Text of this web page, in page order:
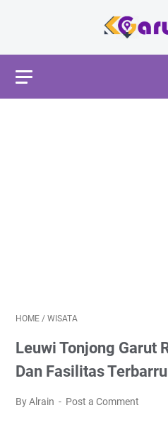
HOME / WISATA
Leuwi Tonjong Garut
Dan Fasilitas
By Alrain Post a Comment